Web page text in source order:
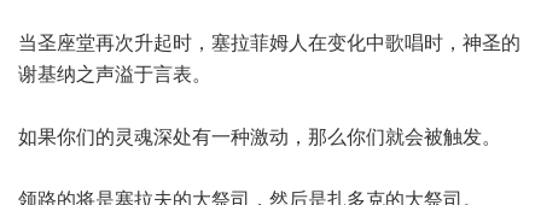
当圣座堂再次升起时，塞拉菲姆人在变化中歌唱时，神圣的
谢基纳之声溢于言表。
如果你们的灵魂深处有一种激动，那么你们就会被触发。
领路的将是塞拉夫的大祭司，然后是扎多克的大祭司。